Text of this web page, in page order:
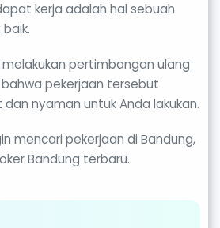
kerja adalah hal sebuah
melakukan pertimbangan ulang
pekerjaan tersebut
nyaman untuk Anda lakukan.
mencari pekerjaan di Bandung,
Bandung terbaru..